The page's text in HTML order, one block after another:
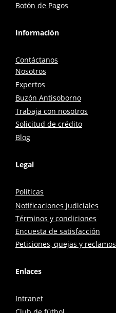
Botón de Pagos
Información
Contáctanos
Nosotros
Expertos
Buzón Antisoborno
Trabaja con nosotros
Solicitud de crédito
Blog
Legal
Políticas
Notificaciones judiciales
Términos y condiciones
Encuesta de satisfacción
Peticiones, quejas y reclamos
Enlaces
Intranet